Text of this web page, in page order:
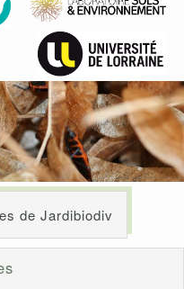
de Jardibiodiv